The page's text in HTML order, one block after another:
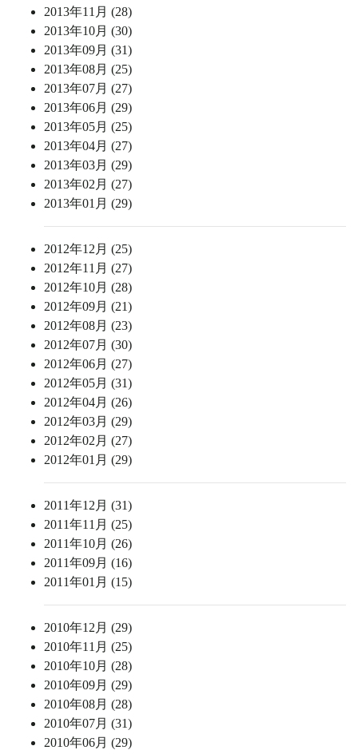
2013年11月 (28)
2013年10月 (30)
2013年09月 (31)
2013年08月 (25)
2013年07月 (27)
2013年06月 (29)
2013年05月 (25)
2013年04月 (27)
2013年03月 (29)
2013年02月 (27)
2013年01月 (29)
2012年12月 (25)
2012年11月 (27)
2012年10月 (28)
2012年09月 (21)
2012年08月 (23)
2012年07月 (30)
2012年06月 (27)
2012年05月 (31)
2012年04月 (26)
2012年03月 (29)
2012年02月 (27)
2012年01月 (29)
2011年12月 (31)
2011年11月 (25)
2011年10月 (26)
2011年09月 (16)
2011年01月 (15)
2010年12月 (29)
2010年11月 (25)
2010年10月 (28)
2010年09月 (29)
2010年08月 (28)
2010年07月 (31)
2010年06月 (29)